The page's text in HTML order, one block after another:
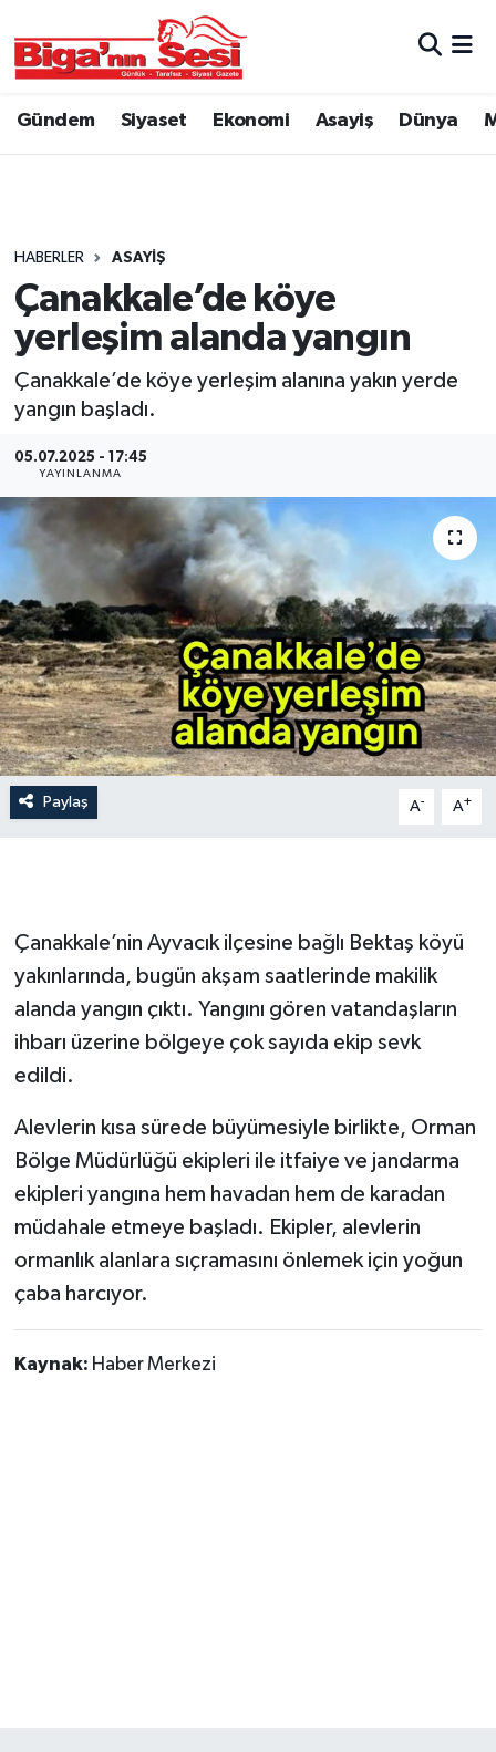
Gündem Siyaset Ekonomi Asayiş Dünya
HABERLER ASAYIŞ
Çanakkale’de köye
yerleşim alanda yangın
Çanakkale’de köye yerleşim alanına yakın yerde
yangın başladı.
05.07.2025 - 17:45
YAYINLANMA
Paylaş A- A+
Çanakkale’nin Ayvacık ilçesine bağlı Bektaş köyü
yakınlarında, bugün akşam saatlerinde makilik
alanda yangın çıktı. Yangını gören vatandaşların
ihbarı üzerine bölgeye çok sayıda ekip sevk
edildi.
Alevlerin kısa sürede büyümesiyle birlikte, Orman
Bölge Müdürlüğü ekipleri ile itfaiye ve jandarma
ekipleri yangına hem havadan hem de karadan
müdahale etmeye başladı. Ekipler, alevlerin
ormanlık alanlara sıçramasını önlemek için yoğun
çaba harcıyor.
Kaynak: Haber Merkezi
Asayiş
Belediye
Dünya
Ekonomi
Genel
Gündem
Hava Durumu
İlan
Kültür Sanat
Magazin
Otomobil
Resmî ilanlar
Sağlık
Siyaset
Tarım ve Ekonomi
Ulusal
Yaşam
Çanakkale Hava Durumu
Tüm Manşetler
Son Dakika Haberleri